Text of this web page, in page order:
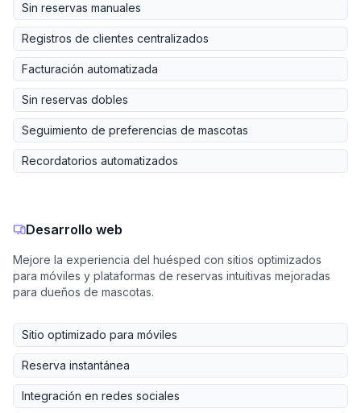
Sin reservas manuales
Registros de clientes centralizados
Facturación automatizada
Sin reservas dobles
Seguimiento de preferencias de mascotas
Recordatorios automatizados
Desarrollo web
Mejore la experiencia del huésped con sitios optimizados
para móviles y plataformas de reservas intuitivas mejoradas
para dueños de mascotas.
Sitio optimizado para móviles
Reserva instantánea
Integración en redes sociales